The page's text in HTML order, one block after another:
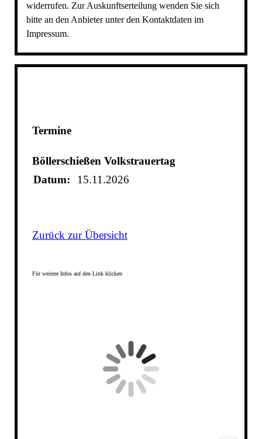
widerrufen. Zur Auskunftserteilung wenden Sie sich
bitte an den Anbieter unter den Kontaktdaten im
Impressum.
Termine
Böllerschießen Volkstrauertag
Datum:
15.11.2026
Zurück zur Übersicht
Für weitere Infos auf den Link klicken